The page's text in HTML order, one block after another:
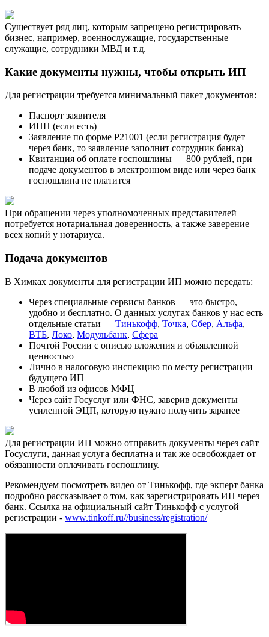
Существует ряд лиц, которым запрещено регистрировать
бизнес, например, военнослужащие, государственные
служащие, сотрудники МВД и т.д.
Какие документы нужны, чтобы открыть ИП
Для регистрации требуется минимальный пакет документов:
Паспорт заявителя
ИНН (если есть)
Заявление по форме Р21001 (если регистрация будет
через банк, то заявление заполнит сотрудник банка)
Квитанция об оплате госпошлины — 800 рублей, при
подаче документов в электронном виде или через банк
госпошлина не платится
При обращении через уполномоченных представителей
потребуется нотариальная доверенность, а также заверение
всех копий у нотариуса.
Подача документов
В Химках документы для регистрации ИП можно передать:
Через специальные сервисы банков — это быстро,
удобно и бесплатно. О данных услугах банков у нас есть
отдельные статьи — Тинькофф, Точка, Сбер, Альфа,
ВТБ, Локо, Модульбанк, Сфера
Почтой России с описью вложения и объявленной
ценностью
Лично в налоговую инспекцию по месту регистрации
будущего ИП
В любой из офисов МФЦ
Через сайт Госуслуг или ФНС, заверив документы
усиленной ЭЦП, которую нужно получить заранее
Для регистрации ИП можно отправить документы через сайт
Госуслуги, данная услуга бесплатна и так же освобождает от
обязанности оплачивать госпошлину.
Рекомендуем посмотреть видео от Тинькофф, где экперт банка
подробно рассказывает о том, как зарегистрировать ИП через
банк. Ссылка на официальный сайт Тинькофф с услугой
регистрации - www.tinkoff.ru//business/registration/